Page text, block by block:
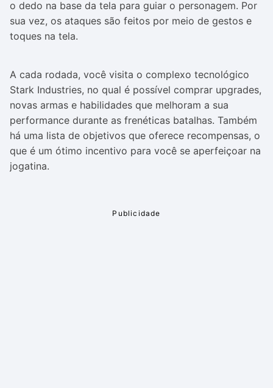
o dedo na base da tela para guiar o personagem. Por
sua vez, os ataques são feitos por meio de gestos e
toques na tela.
A cada rodada, você visita o complexo tecnológico
Stark Industries, no qual é possível comprar upgrades,
novas armas e habilidades que melhoram a sua
performance durante as frenéticas batalhas. Também
há uma lista de objetivos que oferece recompensas, o
que é um ótimo incentivo para você se aperfeiçoar na
jogatina.